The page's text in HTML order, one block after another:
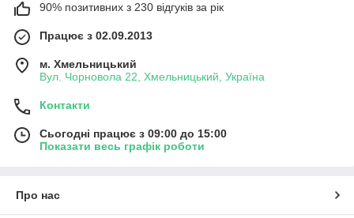
90% позитивних з 230 відгуків за рік
Працює з 02.09.2013
м. Хмельницький
Вул. Чорновола 22, Хмельницький, Україна
Контакти
Сьогодні працює з 09:00 до 15:00
Показати весь графік роботи
Про нас